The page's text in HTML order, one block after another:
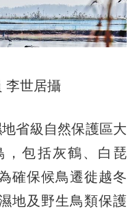
李世居攝
省級自然保護區大
，包括灰鶴、白琵
確保候鳥遷徙越冬
地及野生鳥類保護